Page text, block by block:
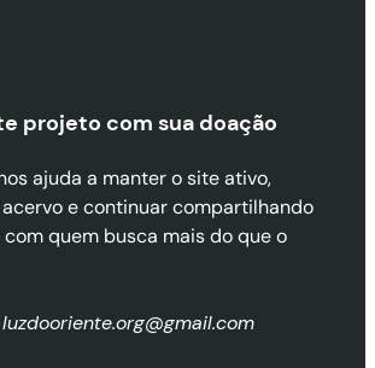
projeto com sua doação
ajuda a manter o site ativo,
e continuar compartilhando
quem busca mais do que o
luzdooriente.org@gmail.com